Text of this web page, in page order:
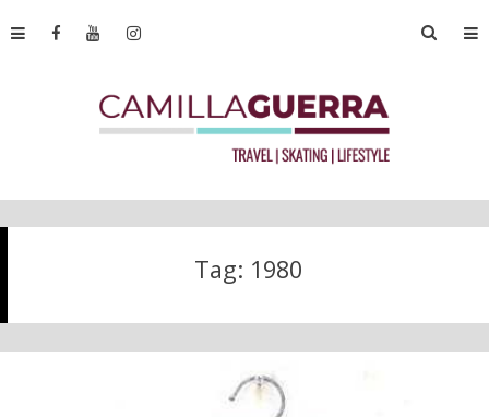
Tag: 1980